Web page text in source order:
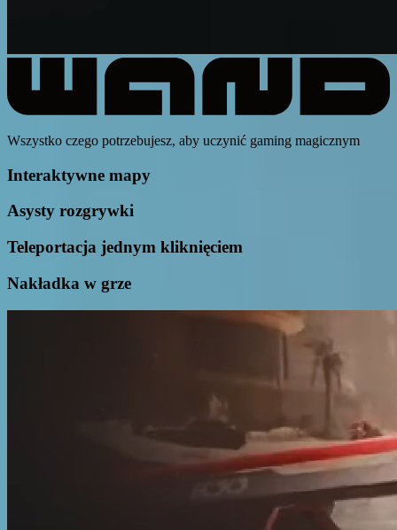
Wszystko czego potrzebujesz, aby uczynić gaming magicznym
Interaktywne mapy
Asysty rozgrywki
Teleportacja jednym kliknięciem
Nakładka w grze